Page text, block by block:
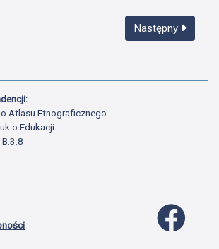
Następny
Atlasu Etnograficznego
o Edukacji
B.3.8